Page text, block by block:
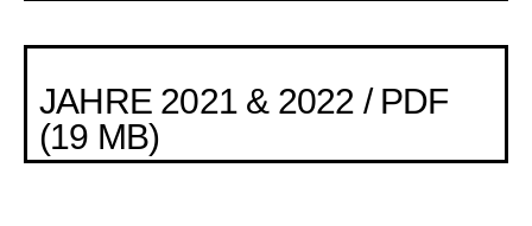
JAHRE 2021 & 2022 / PDF
(19 MB)